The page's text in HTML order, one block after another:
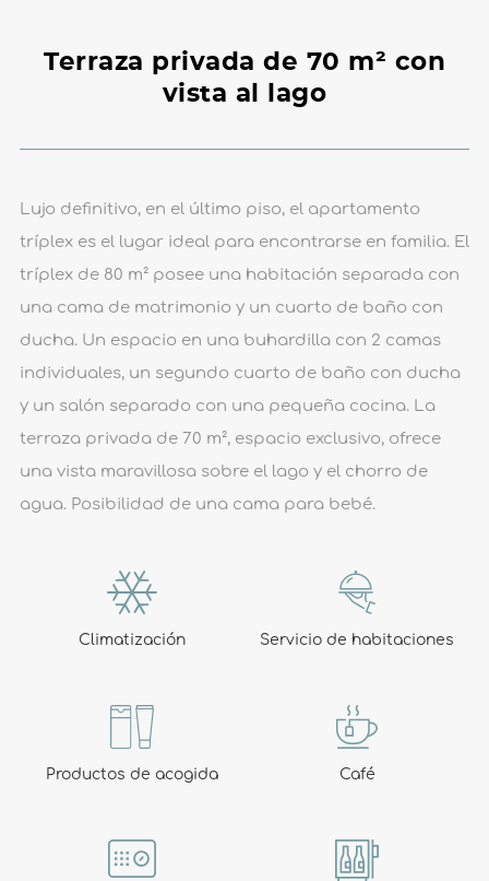
Terraza privada de 70 m² con
vista al lago
Lujo definitivo, en el último piso, el apartamento
tríplex es el lugar ideal para encontrarse en familia. El
tríplex de 80 m² posee una habitación separada con
una cama de matrimonio y un cuarto de baño con
ducha. Un espacio en una buhardilla con 2 camas
individuales, un segundo cuarto de baño con ducha
y un salón separado con una pequeña cocina. La
terraza privada de 70 m², espacio exclusivo, ofrece
una vista maravillosa sobre el lago y el chorro de
agua. Posibilidad de una cama para bebé.
Climatización Servicio de habitaciones
Productos de acogida Café
RESTAURANTE BALILA
22.00 horas ininterrumpidamente.